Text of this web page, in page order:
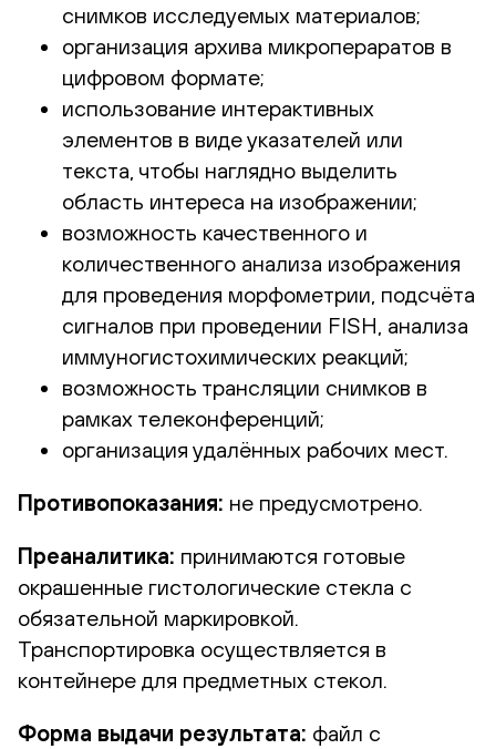
снимков исследуемых материалов;
организация архива микропераратов в
цифровом формате;
использование интерактивных
элементов в виде указателей или
текста, чтобы наглядно выделить
область интереса на изображении;
возможность качественного и
количественного анализа изображения
для проведения морфометрии, подсчёта
сигналов при проведении FISH, анализа
иммуногистохимических реакций;
возможность трансляции снимков в
рамках телеконференций;
организация удалённых рабочих мест.
Противопоказания: не предусмотрено.
Преаналитика: принимаются готовые
окрашенные гистологические стекла с
обязательной маркировкой.
Транспортировка осуществляется в
контейнере для предметных стекол.
Форма выдачи результата: файл с